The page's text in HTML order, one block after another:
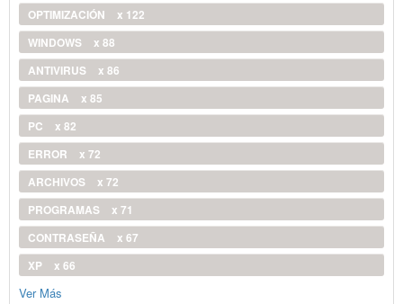
OPTIMIZACIÓN
x 122
WINDOWS
x 88
ANTIVIRUS
x 86
PAGINA
x 85
PC
x 82
ERROR
x 72
ARCHIVOS
x 72
PROGRAMAS
x 71
CONTRASEÑA
x 67
XP
x 66
Ver Más